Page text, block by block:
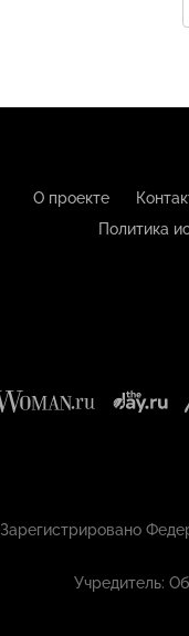
О проекте
Политика
Зарегистрировано
Учредитель: